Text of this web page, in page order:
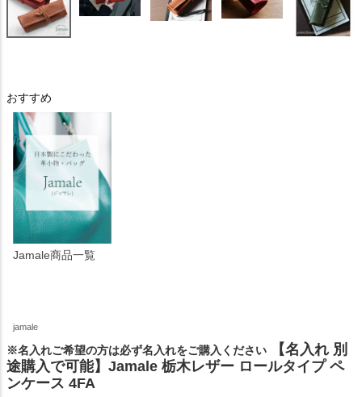
おすすめ
Jamale商品一覧
jamale
※名入れご希望の方は必ず名入れをご購入ください
【名入れ 別
途購入で可能】Jamale 栃木レザー ロールタイプ ペ
ンケース 4FA